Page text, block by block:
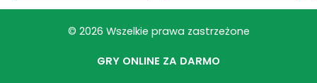
© 2026 Wszelkie prawa zastrzeżone
GRY ONLINE ZA DARMO